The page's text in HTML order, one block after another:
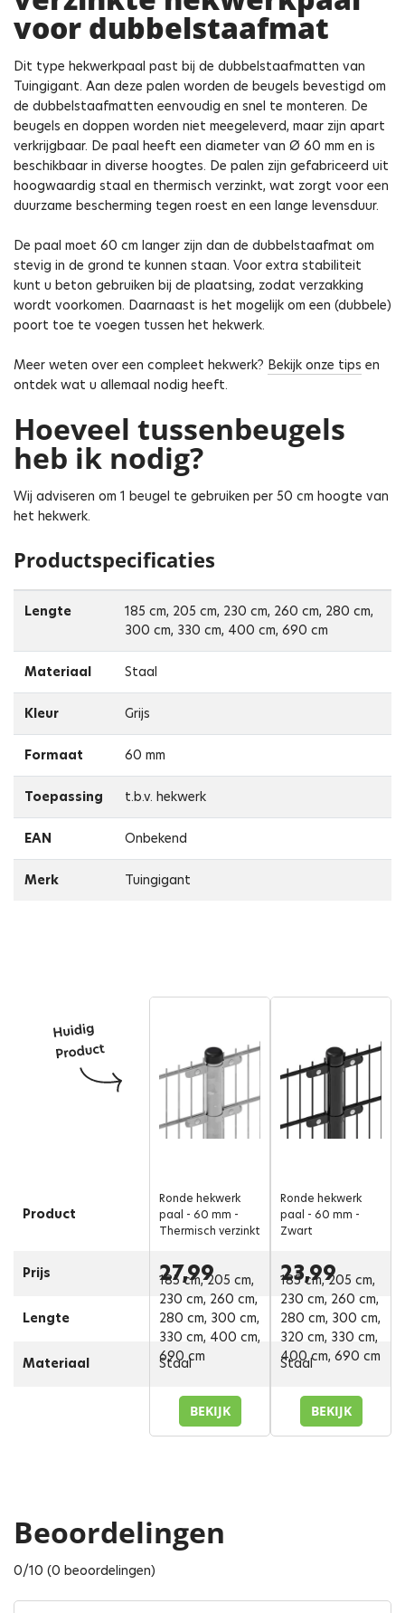
voor dubbelstaafmat
Dit type hekwerkpaal past bij de dubbelstaafmatten van
Tuingigant. Aan deze palen worden de beugels bevestigd om
de dubbelstaafmatten eenvoudig en snel te monteren. De
beugels en doppen worden niet meegeleverd, maar zijn apart
verkrijgbaar. De paal heeft een diameter van Ø 60 mm en is
beschikbaar in diverse hoogtes. De palen zijn gefabriceerd uit
hoogwaardig staal en thermisch verzinkt, wat zorgt voor een
duurzame bescherming tegen roest en een lange levensduur.
De paal moet 60 cm langer zijn dan de dubbelstaafmat om
stevig in de grond te kunnen staan. Voor extra stabiliteit
kunt u beton gebruiken bij de plaatsing, zodat verzakking
wordt voorkomen. Daarnaast is het mogelijk om een (dubbele)
poort toe te voegen tussen het hekwerk.
Meer weten over een compleet hekwerk? Bekijk onze tips en
ontdek wat u allemaal nodig heeft.
Hoeveel tussenbeugels
heb ik nodig?
Wij adviseren om 1 beugel te gebruiken per 50 cm hoogte van
het hekwerk.
Productspecificaties
Lengte
185 cm, 205 cm, 230 cm, 260 cm, 280 cm,
300 cm, 330 cm, 400 cm, 690 cm
Materiaal Staal
Kleur Grijs
Formaat 60 mm
Toepassing t.b.v. hekwerk
EAN Onbekend
Merk Tuingigant
Product
Prijs
Lengte
Materiaal
Ronde hekwerk
paal - 60 mm -
Thermisch verzinkt
27,99
185 cm, 205 cm,
230 cm, 260 cm,
280 cm, 300 cm,
330 cm, 400 cm,
690 cm
Staal
BEKIJK
Ronde hekwerk
paal - 60 mm -
Zwart
23,99
185 cm, 205 cm,
230 cm, 260 cm,
280 cm, 300 cm,
320 cm, 330 cm,
400 cm, 690 cm
Staal
BEKIJK
Beoordelingen
0/10 (0 beoordelingen)